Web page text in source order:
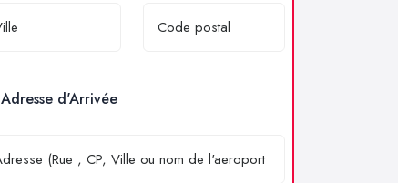
Adresse d'Arrivée